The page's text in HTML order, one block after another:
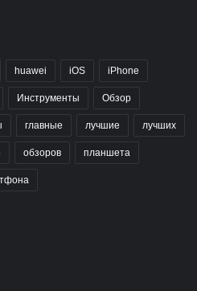
huawei iOS iPhone
Инструменты Обзор
главные лучшие лучших
обзоров планшета